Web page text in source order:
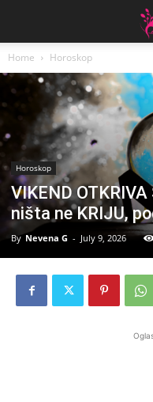
Home Horoskop
Horoskop
VIKEND
ništa ne KRIJU,
By Nevena G - July 9, 2026